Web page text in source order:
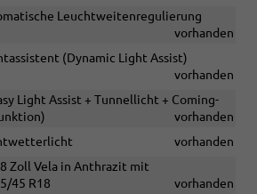
Leuchtweitenregulierung
vorhanden
(Dynamic Light Assist)
vorhanden
Light Assist + Tunnellicht + Coming-
vorhanden
vorhanden
Zoll Vela in Anthrazit mit
45 R18
vorhanden